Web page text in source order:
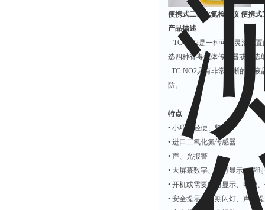
便携式二氧化氮检测仪 便携
产品描述
TC-NO2是一种可以灵活配
选四种有毒气体传感器或任选
TC-NO2具有非常清晰的大液
防。
特点
• 小巧、轻便、坚固
• 进口二氧化氮传感器
• 声、光报警
• 大屏幕数字、字符显示、瞬
• 开机或需要时对显示、电池
• 安全提示：定期闪灯、声音